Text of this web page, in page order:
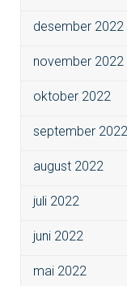
desember 2022
november 2022
oktober 2022
september 2022
august 2022
juli 2022
juni 2022
mai 2022